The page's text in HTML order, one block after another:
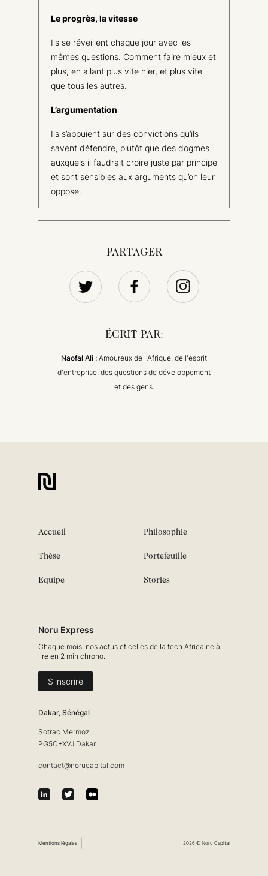
Le progrès, la vitesse
Ils se réveillent chaque jour avec les
mêmes questions. Comment faire mieux et
plus, en allant plus vite hier, et plus vite
que tous les autres.
L’argumentation
Ils s’appuient sur des convictions qu’ils
savent défendre, plutôt que des dogmes
auxquels il faudrait croire juste par principe
et sont sensibles aux arguments qu’on leur
oppose.
PARTAGER
ÉCRIT PAR:
Naofal Ali : Amoureux de l'Afrique, de l'esprit
d'entreprise, des questions de développement
et des gens.
Dakar, Sénégal
Sotrac Mermoz
PG5C+XVJ,Dakar
contact@norucapital.com
Accueil Philosophie
Thèse Portefeuille
Equipe Stories
Noru Express
Chaque mois, nos actus et celles de la tech Africaine à
lire en 2 min chrono.
S'inscrire
Mentions légales 2026 © Noru Capital